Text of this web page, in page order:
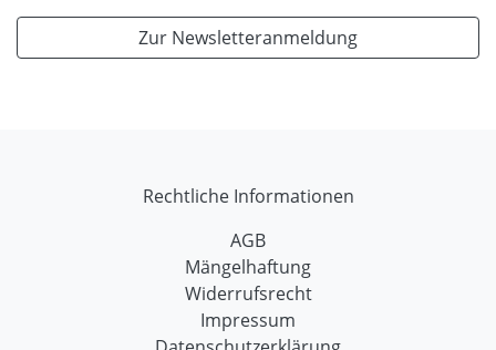
Zur Newsletteranmeldung
Rechtliche Informationen
AGB
Mängelhaftung
Widerrufsrecht
Impressum